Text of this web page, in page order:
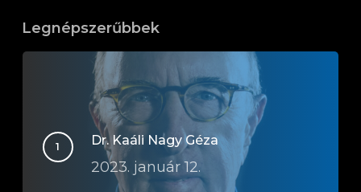
Legnépszerűbbek
Dr. Kaáli Nagy Géza
2023. január 12.